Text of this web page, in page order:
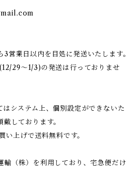
3営業日以内を目処に発送いたします。
29〜1/3)の発送は行っておりませ
システム上、個別設定ができないた
しております。
い上げで送料無料です。
（株）を利用しており、宅急便だけ